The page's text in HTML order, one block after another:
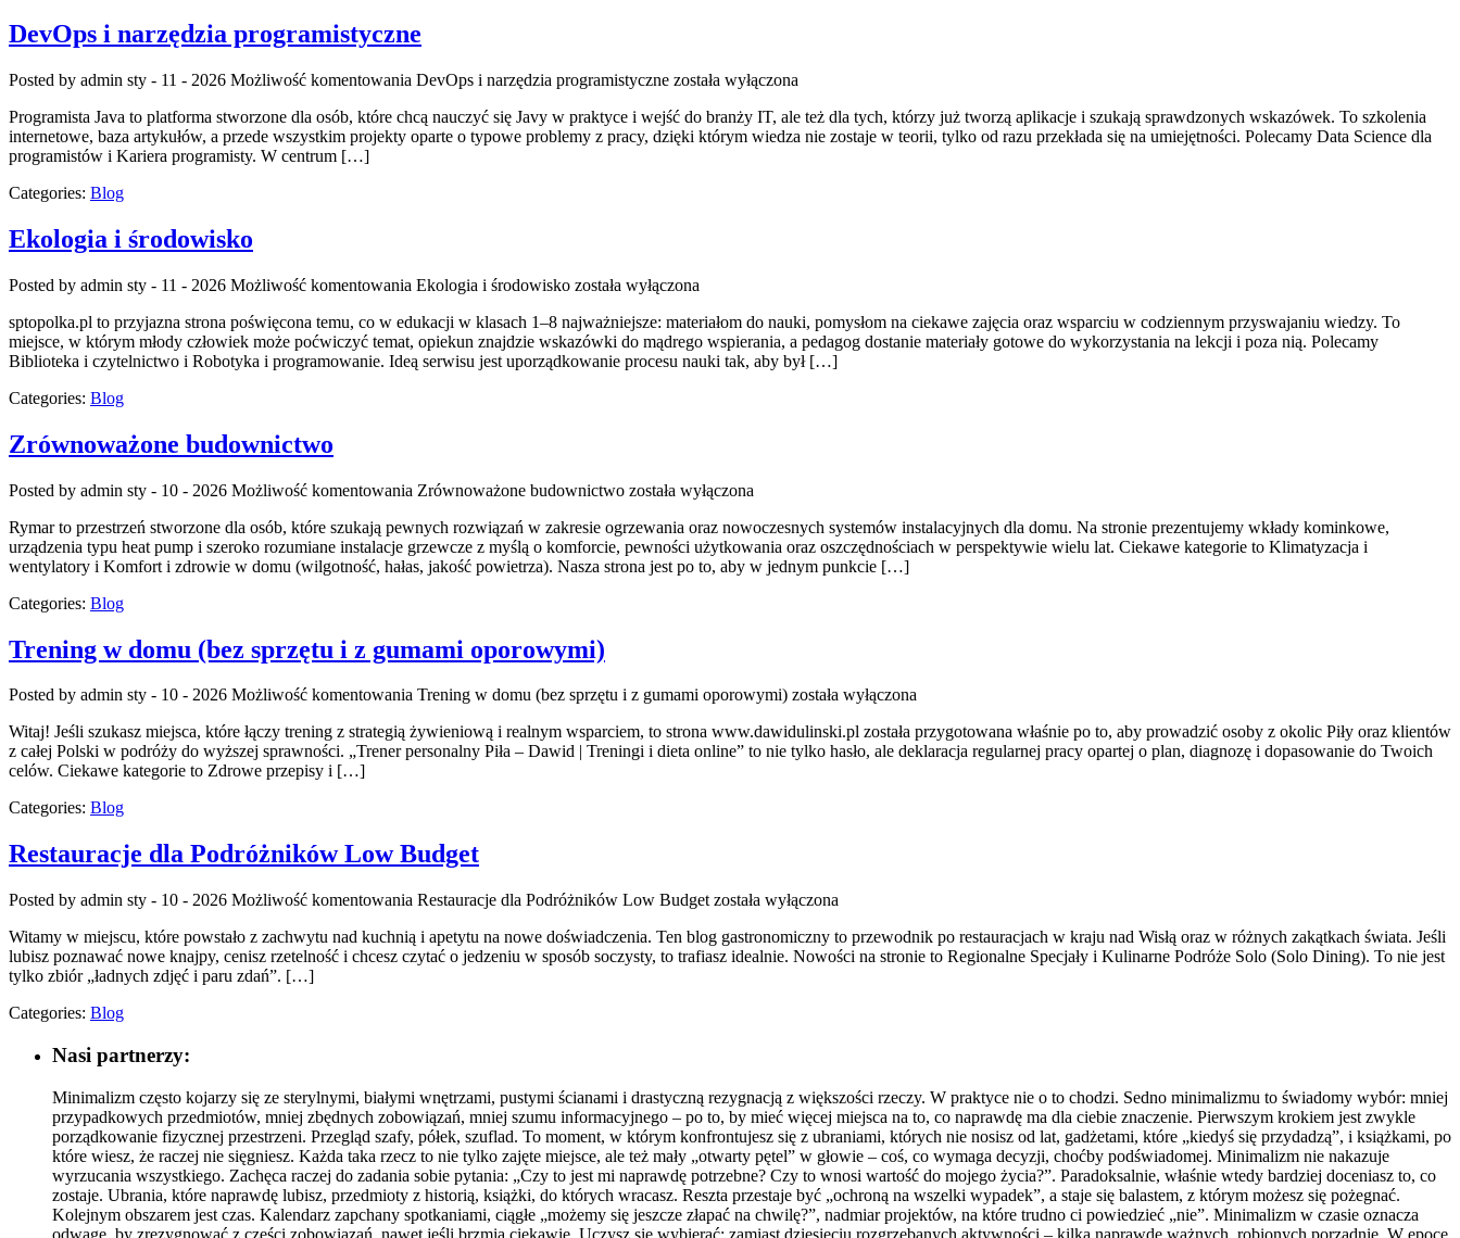
DevOps i narzędzia programistyczne
Posted by admin sty - 11 - 2026 Możliwość komentowania DevOps i narzędzia programistyczne została wyłączona
Programista Java to platforma stworzone dla osób, które chcą nauczyć się Javy w praktyce i wejść do branży IT, ale też dla tych, którzy już tworzą aplikacje i szukają sprawdzonych wskazówek. To szkolenia
internetowe, baza artykułów, a przede wszystkim projekty oparte o typowe problemy z pracy, dzięki którym wiedza nie zostaje w teorii, tylko od razu przekłada się na umiejętności. Polecamy Data Science dla
programistów i Kariera programisty. W centrum […]
Categories: Blog
Ekologia i środowisko
Posted by admin sty - 11 - 2026 Możliwość komentowania Ekologia i środowisko została wyłączona
sptopolka.pl to przyjazna strona poświęcona temu, co w edukacji w klasach 1–8 najważniejsze: materiałom do nauki, pomysłom na ciekawe zajęcia oraz wsparciu w codziennym przyswajaniu wiedzy. To
miejsce, w którym młody człowiek może poćwiczyć temat, opiekun znajdzie wskazówki do mądrego wspierania, a pedagog dostanie materiały gotowe do wykorzystania na lekcji i poza nią. Polecamy
Biblioteka i czytelnictwo i Robotyka i programowanie. Ideą serwisu jest uporządkowanie procesu nauki tak, aby był […]
Categories: Blog
Zrównoważone budownictwo
Posted by admin sty - 10 - 2026 Możliwość komentowania Zrównoważone budownictwo została wyłączona
Rymar to przestrzeń stworzone dla osób, które szukają pewnych rozwiązań w zakresie ogrzewania oraz nowoczesnych systemów instalacyjnych dla domu. Na stronie prezentujemy wkłady kominkowe,
urządzenia typu heat pump i szeroko rozumiane instalacje grzewcze z myślą o komforcie, pewności użytkowania oraz oszczędnościach w perspektywie wielu lat. Ciekawe kategorie to Klimatyzacja i
wentylatory i Komfort i zdrowie w domu (wilgotność, hałas, jakość powietrza). Nasza strona jest po to, aby w jednym punkcie […]
Categories: Blog
Trening w domu (bez sprzętu i z gumami oporowymi)
Posted by admin sty - 10 - 2026 Możliwość komentowania Trening w domu (bez sprzętu i z gumami oporowymi) została wyłączona
Witaj! Jeśli szukasz miejsca, które łączy trening z strategią żywieniową i realnym wsparciem, to strona www.dawidulinski.pl została przygotowana właśnie po to, aby prowadzić osoby z okolic Piły oraz klientów
z całej Polski w podróży do wyższej sprawności. „Trener personalny Piła – Dawid | Treningi i dieta online” to nie tylko hasło, ale deklaracja regularnej pracy opartej o plan, diagnozę i dopasowanie do Twoich
celów. Ciekawe kategorie to Zdrowe przepisy i […]
Categories: Blog
Restauracje dla Podróżników Low Budget
Posted by admin sty - 10 - 2026 Możliwość komentowania Restauracje dla Podróżników Low Budget została wyłączona
Witamy w miejscu, które powstało z zachwytu nad kuchnią i apetytu na nowe doświadczenia. Ten blog gastronomiczny to przewodnik po restauracjach w kraju nad Wisłą oraz w różnych zakątkach świata. Jeśli
lubisz poznawać nowe knajpy, cenisz rzetelność i chcesz czytać o jedzeniu w sposób soczysty, to trafiasz idealnie. Nowości na stronie to Regionalne Specjały i Kulinarne Podróże Solo (Solo Dining). To nie jest
tylko zbiór „ładnych zdjęć i paru zdań”. […]
Categories: Blog
Nasi partnerzy:
Minimalizm często kojarzy się ze sterylnymi, białymi wnętrzami, pustymi ścianami i drastyczną rezygnacją z większości rzeczy. W praktyce nie o to chodzi. Sedno minimalizmu to świadomy wybór: mniej
przypadkowych przedmiotów, mniej zbędnych zobowiązań, mniej szumu informacyjnego – po to, by mieć więcej miejsca na to, co naprawdę ma dla ciebie znaczenie. Pierwszym krokiem jest zwykle
porządkowanie fizycznej przestrzeni. Przegląd szafy, półek, szuflad. To moment, w którym konfrontujesz się z ubraniami, których nie nosisz od lat, gadżetami, które „kiedyś się przydadzą”, i książkami, po
które wiesz, że raczej nie sięgniesz. Każda taka rzecz to nie tylko zajęte miejsce, ale też mały „otwarty pętel” w głowie – coś, co wymaga decyzji, choćby podświadomej. Minimalizm nie nakazuje
wyrzucania wszystkiego. Zachęca raczej do zadania sobie pytania: „Czy to jest mi naprawdę potrzebne? Czy to wnosi wartość do mojego życia?”. Paradoksalnie, właśnie wtedy bardziej doceniasz to, co
zostaje. Ubrania, które naprawdę lubisz, przedmioty z historią, książki, do których wracasz. Reszta przestaje być „ochroną na wszelki wypadek”, a staje się balastem, z którym możesz się pożegnać.
Kolejnym obszarem jest czas. Kalendarz zapchany spotkaniami, ciągłe „możemy się jeszcze złapać na chwilę?”, nadmiar projektów, na które trudno ci powiedzieć „nie”. Minimalizm w czasie oznacza
odwagę, by zrezygnować z części zobowiązań, nawet jeśli brzmią ciekawie. Uczysz się wybierać: zamiast dziesięciu rozgrzebanych aktywności – kilka naprawdę ważnych, robionych porządnie. W epoce